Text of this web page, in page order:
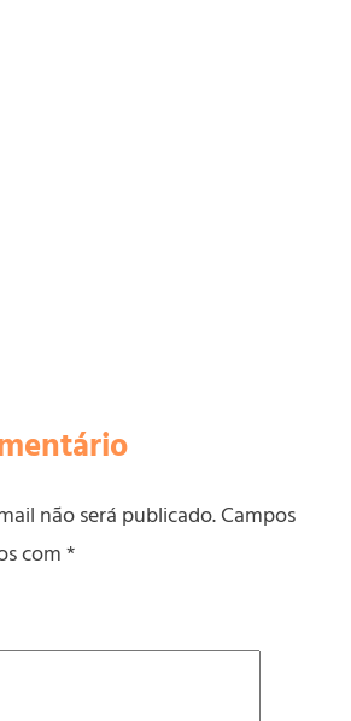
não será publicado.Campos
com*